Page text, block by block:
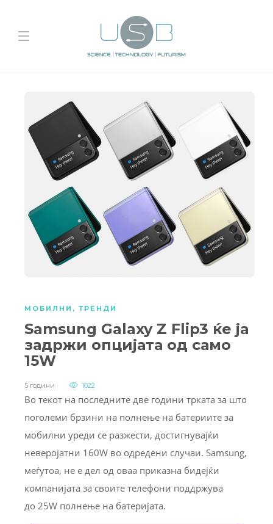
МОБИЛНИ , ТРЕНДИ
Samsung Galaxy Z Flip3 ќе ја
задржи опцијата од само
15W
5 години 1022
Во текот на последните две години трката за што
поголеми брзини на полнење на батериите за
мобилни уреди се разжести, достигнувајќи
неверојатни 160W во одредени случаи. Samsung,
меѓутоа, не е дел од оваа приказна бидејќи
компанијата за своите телефони поддржува
до 25W полнење на батеријата.